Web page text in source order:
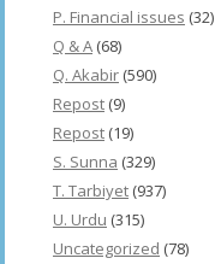
P. Financial issues (32)
Q & A (68)
Q. Akabir (590)
Repost (9)
Repost (19)
S. Sunna (329)
T. Tarbiyet (937)
U. Urdu (315)
Uncategorized (78)